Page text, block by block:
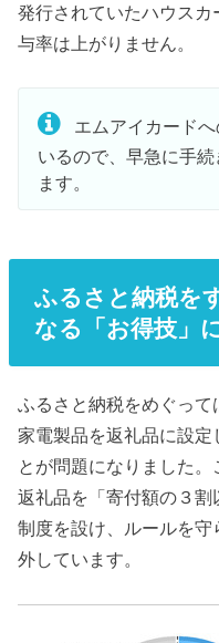
発行されていたハウス
与率は上がりません。
エムアイカード
いるので、早急に手
ます。
ふるさと納税を
なる「お得技」
ふるさと納税をめぐっ
家電製品を返礼品に設
とが問題になりました
返礼品を「寄付額の３
制度を設け、ルールを
外しています。